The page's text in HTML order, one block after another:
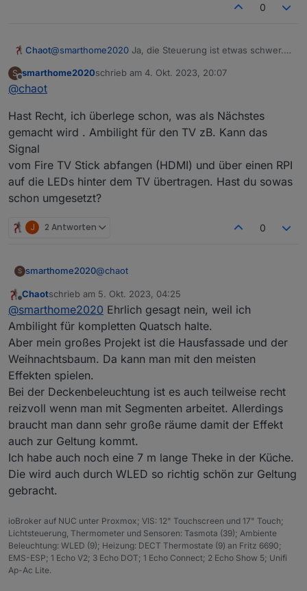
0
Chaot@smarthome2020 Ja, die Steuerung ist etwas schwer.
eingebaut, dass man da tagelang dran spielen kann.
noch ein Ablauf programmieren.....
Na, ich will dir nicht den Spaß verderben das alles selbst
S
Offline
smarthome2020schrieb am 4. Okt. 2023, 20:07
zuletzt editiert von
@chaot
Hast Recht, ich überlege schon, was als Nächstes
gemacht wird . Ambilight für den TV zB. Kann das
Signal
vom Fire TV Stick abfangen (HDMI) und über einen RPI
auf die LEDs hinter dem TV übertragen. Hast du sowas
schon umgesetzt?
J 2 Antworten 0
S smarthome2020@chaot
Hast Recht, ich überlege schon, was als
Nächstes gemacht wird . Ambilight für den TV
zB. Kann das Signal
vom Fire TV Stick abfangen (HDMI) und über
einen RPI auf die LEDs hinter dem TV
übertragen. Hast du sowas schon umgesetzt?
Offline
Chaotschrieb am 5. Okt. 2023, 04:25
zuletzt editiert von
@smarthome2020 Ehrlich gesagt nein, weil ich
Ambilight für kompletten Quatsch halte.
Aber mein großes Projekt ist die Hausfassade und der
Weihnachtsbaum. Da kann man mit den meisten
Effekten spielen.
Bei der Deckenbeleuchtung ist es auch teilweise recht
reizvoll wenn man mit Segmenten arbeitet. Allerdings
braucht man dann sehr große räume damit der Effekt
auch zur Geltung kommt.
Ich habe auch noch eine 7 m lange Theke in der Küche.
Die wird auch durch WLED so richtig schön zur Geltung
gebracht.
ioBroker auf NUC unter Proxmox; VIS: 12" Touchscreen und 17" Touch;
Lichtsteuerung, Thermometer und Sensoren: Tasmota (39); Ambiente
Beleuchtung: WLED (9); Heizung: DECT Thermostate (9) an Fritz 6690;
EMS-ESP; 1 Echo V2; 3 Echo DOT; 1 Echo Connect; 2 Echo Show 5; Unifi
Ap-Ac Lite.